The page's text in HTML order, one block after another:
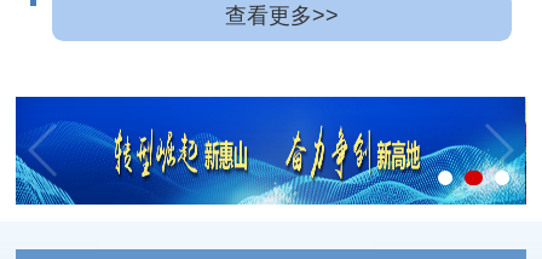
查看更多>>